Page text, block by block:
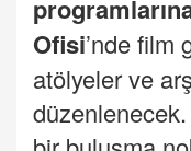
Ofisi’nde film
atölyeler ve